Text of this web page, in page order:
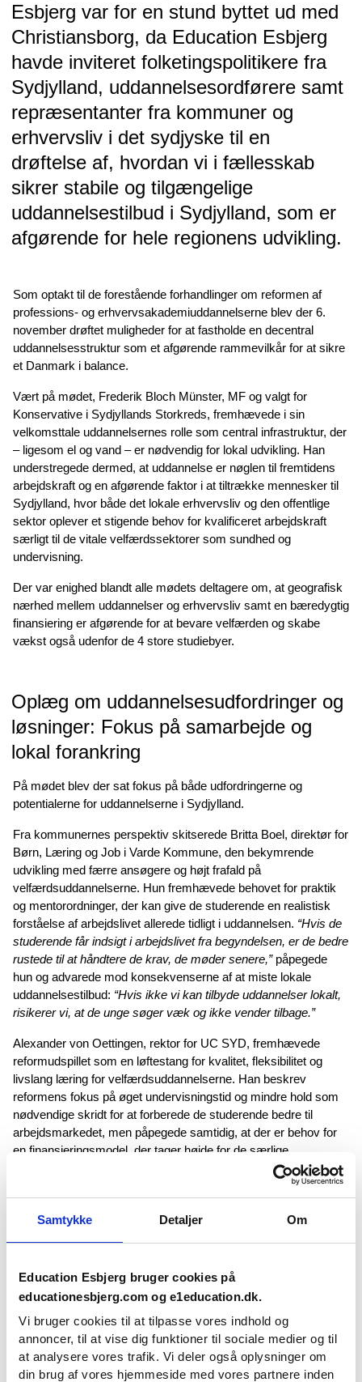
Samtykke Detaljer Om
Education Esbjerg bruger cookies på
educationesbjerg.com og e1education.dk.
Vi bruger cookies til at tilpasse vores indhold og
annoncer, til at vise dig funktioner til sociale medier og til
at analysere vores trafik. Vi deler også oplysninger om
din brug af vores hjemmeside med vores partnere inden
Esbjerg var for en stund byttet ud med
Christiansborg, da Education Esbjerg
havde inviteret folketingspolitikere fra
Sydjylland, uddannelsesordførere samt
repræsentanter fra kommuner og
erhvervsliv i det sydjyske til en
drøftelse af, hvordan vi i fællesskab
sikrer stabile og tilgængelige
uddannelsestilbud i Sydjylland, som er
afgørende for hele regionens udvikling.
Som optakt til de forestående forhandlinger om reformen af
professions- og erhvervsakademiuddannelserne blev der 6.
november drøftet muligheder for at fastholde en decentral
uddannelsesstruktur som et afgørende rammevilkår for at sikre
et Danmark i balance.
Vært på mødet, Frederik Bloch Münster, MF og valgt for
Konservative i Sydjyllands Storkreds, fremhævede i sin
velkomsttale uddannelsernes rolle som central infrastruktur, der
– ligesom el og vand – er nødvendig for lokal udvikling. Han
understregede dermed, at uddannelse er nøglen til fremtidens
arbejdskraft og en afgørende faktor i at tiltrække mennesker til
Sydjylland, hvor både det lokale erhvervsliv og den offentlige
sektor oplever et stigende behov for kvalificeret arbejdskraft
særligt til de vitale velfærdssektorer som sundhed og
undervisning.
Der var enighed blandt alle mødets deltagere om, at geografisk
nærhed mellem uddannelser og erhvervsliv samt en bæredygtig
finansiering er afgørende for at bevare velfærden og skabe
vækst også udenfor de 4 store studiebyer.
Oplæg om uddannelsesudfordringer og
løsninger: Fokus på samarbejde og
lokal forankring
På mødet blev der sat fokus på både udfordringerne og
potentialerne for uddannelserne i Sydjylland.
Fra kommunernes perspektiv skitserede Britta Boel, direktør for
Børn, Læring og Job i Varde Kommune, den bekymrende
udvikling med færre ansøgere og højt frafald på
velfærdsuddannelserne. Hun fremhævede behovet for praktik
og mentorordninger, der kan give de studerende en realistisk
forståelse af arbejdslivet allerede tidligt i uddannelsen. “Hvis de
studerende får indsigt i arbejdslivet fra begyndelsen, er de bedre
rustede til at håndtere de krav, de møder senere,”påpegede
hun og advarede mod konsekvenserne af at miste lokale
uddannelsestilbud: “Hvis ikke vi kan tilbyde uddannelser lokalt,
risikerer vi, at de unge søger væk og ikke vender tilbage.”
Alexander von Oettingen, rektor for UC SYD, fremhævede
reformudspillet som en løftestang for kvalitet, fleksibilitet og
livslang læring for velfærdsuddannelserne. Han beskrev
reformens fokus på øget undervisningstid og mindre hold som
nødvendige skridt for at forberede de studerende bedre til
arbejdsmarkedet, men påpegede samtidig, at der er behov for
en finansieringsmodel, der tager højde for de særlige
omkostninger, der er ved at drive mindre campusser som fx
Henrik Larsen, rektor ved Erhvervsakademi SydVest (EASV),
Larsen opfordrede til, at reformens finansieringsmodel også
tager højde for erhvervsakademiernes særlige struktur og
behov, så deres potentiale kan udnyttes fuldt ud.
Fælles mål: Strategiske alliancer og lokal
forsyningssikkerhed